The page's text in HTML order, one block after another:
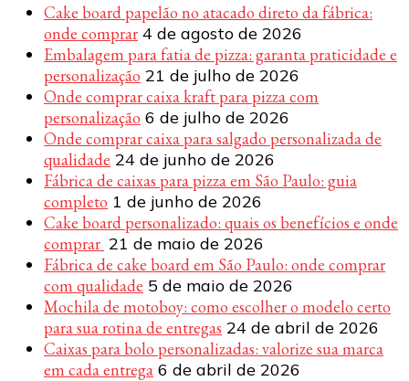
Cake board papelão no atacado direto da fábrica:
onde comprar 4 de agosto de 2026
Embalagem para fatia de pizza: garanta praticidade e
personalização 21 de julho de 2026
Onde comprar caixa kraft para pizza com
personalização 6 de julho de 2026
Onde comprar caixa para salgado personalizada de
qualidade 24 de junho de 2026
Fábrica de caixas para pizza em São Paulo: guia
completo 1 de junho de 2026
Cake board personalizado: quais os benefícios e onde
comprar 21 de maio de 2026
Fábrica de cake board em São Paulo: onde comprar
com qualidade 5 de maio de 2026
Mochila de motoboy: como escolher o modelo certo
para sua rotina de entregas 24 de abril de 2026
Caixas para bolo personalizadas: valorize sua marca
em cada entrega 6 de abril de 2026